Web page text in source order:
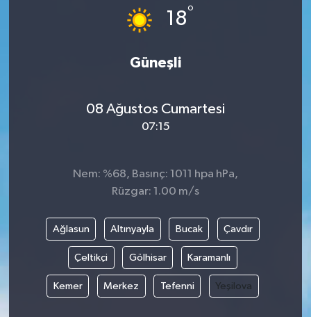
18°
Güneşli
08 Ağustos Cumartesi
07:15
Nem: %68, Basınç: 1011 hpa hPa,
Rüzgar: 1.00 m/s
Ağlasun Altınyayla Bucak Çavdır
Çeltikçi Gölhisar Karamanlı
Kemer Merkez Tefenni Yeşilova